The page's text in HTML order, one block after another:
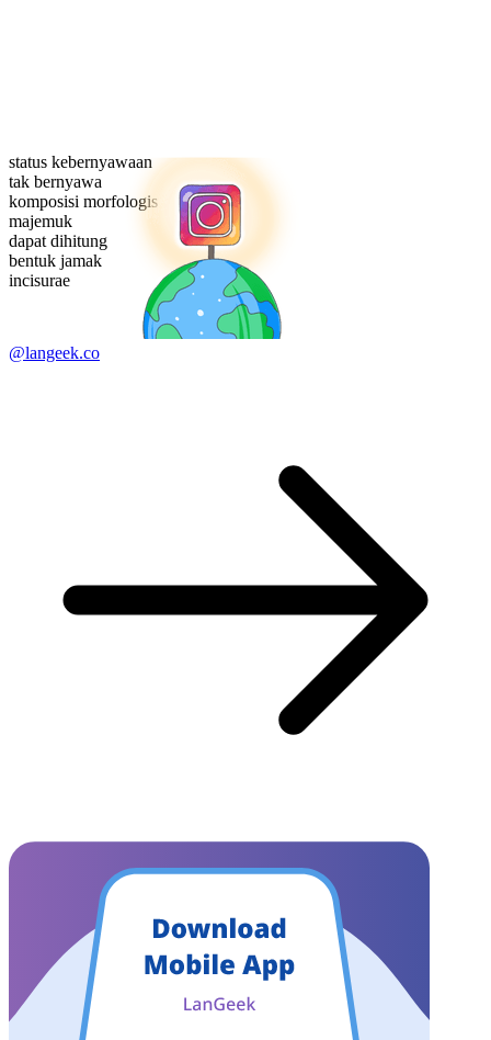
status kebernyawaan
tak bernyawa
komposisi morfologis
majemuk
dapat dihitung
bentuk jamak
incisurae
@langeek.co